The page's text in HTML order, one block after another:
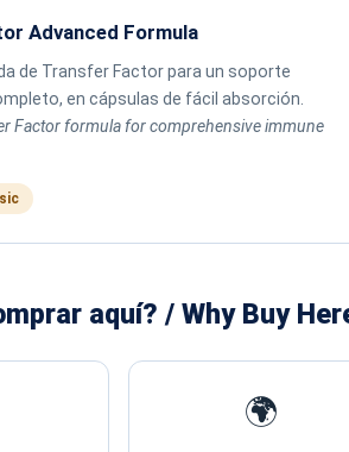
Advanced Formula
de Transfer Factor para un soporte
en cápsulas de fácil absorción.
Factor formula for comprehensive immune
aquí? / Why Buy
🌍